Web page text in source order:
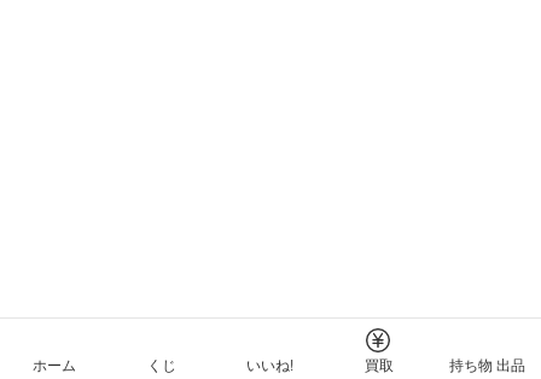
ホーム くじ いいね! 買取 持ち物 出品